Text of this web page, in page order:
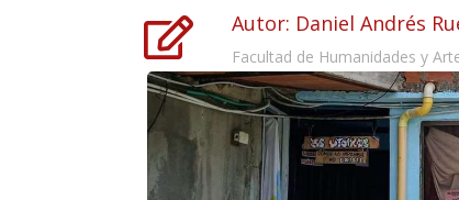
 Autor: Daniel Andrés
Facultad de Humanidades y